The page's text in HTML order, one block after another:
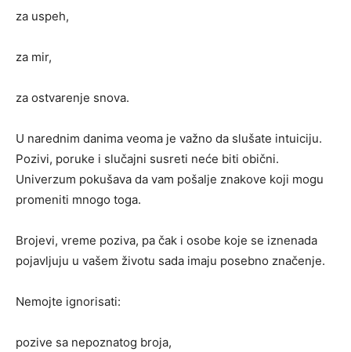
za uspeh,
za mir,
za ostvarenje snova.
U narednim danima veoma je važno da slušate intuiciju.
Pozivi, poruke i slučajni susreti neće biti obični.
Univerzum pokušava da vam pošalje znakove koji mogu
promeniti mnogo toga.
Brojevi, vreme poziva, pa čak i osobe koje se iznenada
pojavljuju u vašem životu sada imaju posebno značenje.
Nemojte ignorisati:
pozive sa nepoznatog broja,